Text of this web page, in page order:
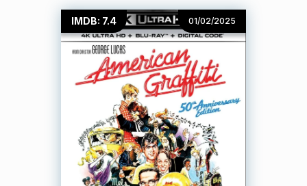
IMDB: 7.4 01/02/2025